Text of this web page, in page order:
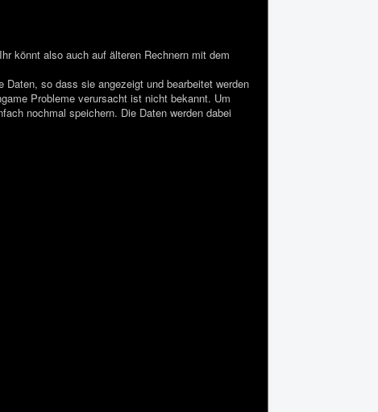
könnt also auch auf älteren Rechnern mit dem
so dass sie angezeigt und bearbeitet werden
Probleme verursacht ist nicht bekannt. Um
nochmal speichern. Die Daten werden dabei